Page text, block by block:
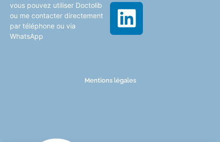
vous pouvez utiliser Doctolib
ou me contacter directement
par téléphone ou via
WhatsApp
Mentions légales